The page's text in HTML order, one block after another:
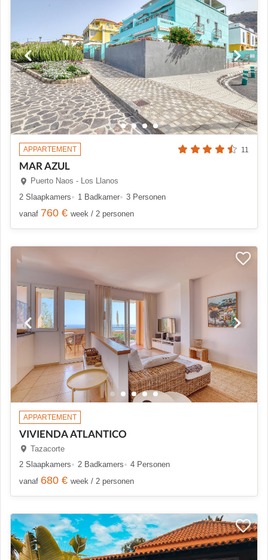
APPARTEMENT 11
MAR AZUL
Puerto Naos - Los Llanos
2 Slaapkamers
1 Badkamer
3 Personen
vanaf 760 € week / 2 personen
APPARTEMENT
VIVIENDA ATLANTICO
Tazacorte
2 Slaapkamers
2 Badkamers
4 Personen
vanaf 680 € week / 2 personen